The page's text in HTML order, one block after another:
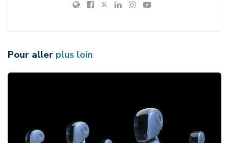
Pour aller plus loin